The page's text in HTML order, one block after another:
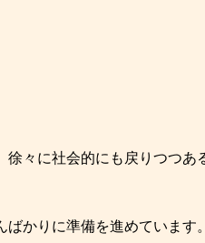
々に社会的にも戻りつつあ
かりに準備を進めています。